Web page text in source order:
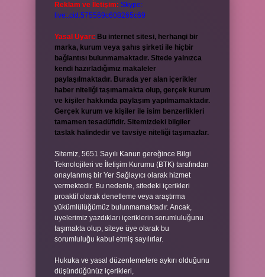
Reklam ve İletişim: Skype:
live:.cid.575569c608265c69
Yasal Uyarı: Bu internet sitesi, herhangi bir
marka, kurum veya şahıs şirketi ile hiçbir
bağlantısı bulunmamaktadır. Sitede yalnızca
kendi hazırladığımız makaleler
paylaşılmaktadır. Burada yer alan içerikler
haber niteliği taşımamakta olup, gerçek kurum
ve kişiler hakkında paylaşım yapılmamaktadır.
Gerçek kurum ve kişiler ile isim benzerlikleri
tamamen tesadüfidir. Sitemizdeki bilgiler
taslak halindedir ve tavsiye niteliği taşımazlar.
Sitemiz, 5651 Sayılı Kanun gereğince Bilgi
Teknolojileri ve İletişim Kurumu (BTK) tarafından
onaylanmış bir Yer Sağlayıcı olarak hizmet
vermektedir. Bu nedenle, sitedeki içerikleri
proaktif olarak denetleme veya araştırma
yükümlülüğümüz bulunmamaktadır. Ancak,
üyelerimiz yazdıkları içeriklerin sorumluluğunu
taşımakta olup, siteye üye olarak bu
sorumluluğu kabul etmiş sayılırlar.
Hukuka ve yasal düzenlemelere aykırı olduğunu
düşündüğünüz içerikleri,